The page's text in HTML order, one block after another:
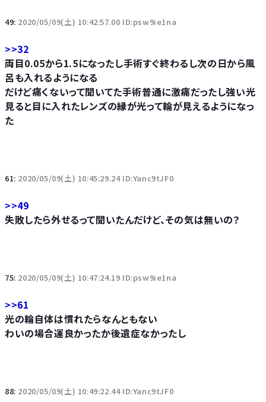
49: 2020/05/09(土) 10:42:57.00 ID:psw9ie1na
>>32
両目0.05から1.5になったし手術すぐ終わるし次の日から風
呂も入れるようになる
だけど痛くないって聞いてた手術普通に激痛だったし強い光
見ると目に入れたレンズの縁が光って輪が見えるようになっ
た
61: 2020/05/09(土) 10:45:29.24 ID:Yanc9tJF0
>>49
失敗したら外せるって聞いたんだけど、その気は無いの？
75: 2020/05/09(土) 10:47:24.19 ID:psw9ie1na
>>61
光の輪自体は慣れたらなんともない
わいの場合運良かったか後遺症なかったし
88: 2020/05/09(土) 10:49:22.44 ID:Yanc9tJF0